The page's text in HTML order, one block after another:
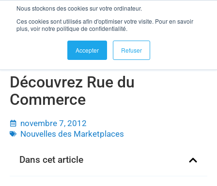
Nous stockons des cookies sur votre ordinateur.
Ces cookies sont utilisés afin d'optimiser votre visite. Pour en savoir
plus, voir notre politique de confidentialité.
Accepter Refuser
se connecter
Découvrez Rue du Commerce
Découvrez Rue du
Commerce
novembre 7, 2012
Nouvelles des Marketplaces
Dans cet article